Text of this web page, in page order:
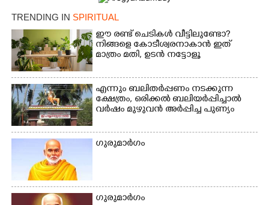
TRENDING IN SPIRITUAL
ഈ രണ്ട് ചെടികൾ വീട്ടിലുണ്ടോ?​
നിങ്ങളെ കോടീശ്വരനാകാൻ ഇത്
മാത്രം മതി,​ ഉടൻ നട്ടോളൂ
എന്നും ബലിതർപ്പണം നടക്കുന്ന
ക്ഷേത്രം,​ ഒരിക്കൽ ബലിയർപ്പിച്ചാൽ
വർഷം മുഴുവൻ അർപ്പിച്ച പുണ്യം
ഗുരുമാർഗം
ഗുരുമാർഗം
×
Share this link
Copy Link